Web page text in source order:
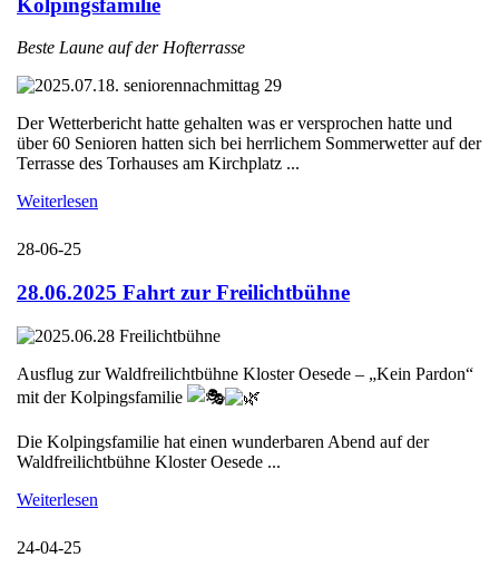
Kolpingsfamilie
Beste Laune auf der Hofterrasse
Der Wetterbericht hatte gehalten was er versprochen hatte und
über 60 Senioren hatten sich bei herrlichem Sommerwetter auf der
Terrasse des Torhauses am Kirchplatz ...
Weiterlesen
28-06-25
28.06.2025 Fahrt zur Freilichtbühne
Ausflug zur Waldfreilichtbühne Kloster Oesede – „Kein Pardon“
mit der Kolpingsfamilie
Die Kolpingsfamilie hat einen wunderbaren Abend auf der
Waldfreilichtbühne Kloster Oesede ...
Weiterlesen
24-04-25